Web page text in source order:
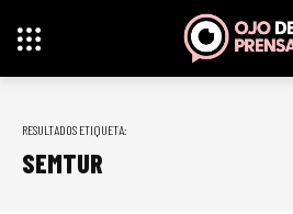
RESULTADOS ETIQUETA:
SEMTUR